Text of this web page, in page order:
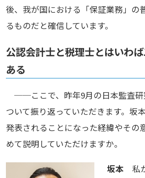
後、我が国における「保証業務」の
るものだと確信しています。
公認会計士と税理士とはいわ
ある
──ここで、昨年9月の日本監査研
ついて振り返っていただきます。坂
発表されることになった経緯やその
めて説明していただけますか。
坂本 私